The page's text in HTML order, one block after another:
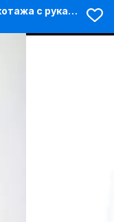
Демисезонное платье из трикотажа с рукавом 3/4 и складками